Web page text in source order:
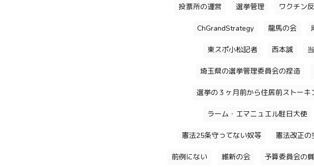
投票所の運営 選挙管理 ワクチン
ChGrandStrategy 龍馬の会
東スポ小松記者 西本誠
埼玉県の選挙管理委員会の捏造
選挙の３ヶ月前から住居前ストーキ
ラーム・エマニュエル駐日大使
憲法25条守ってない奴等 憲法改正の
前例にない 維新の会 予算委員会の